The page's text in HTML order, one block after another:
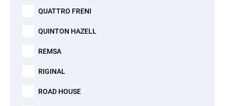
QUATTRO FRENI
QUINTON HAZELL
REMSA
RIGINAL
ROAD HOUSE